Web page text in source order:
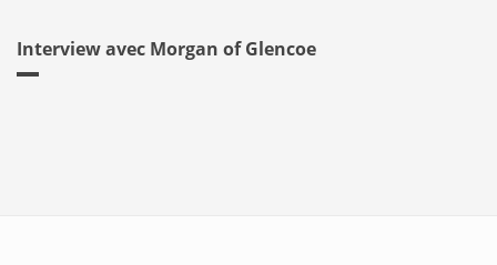
Interview avec Morgan of Glencoe